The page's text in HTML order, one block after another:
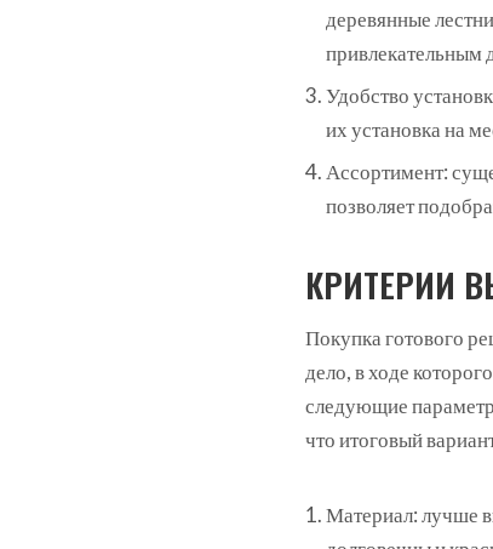
деревянные
привлекательным
Удобство
их установка на
Ассортимент:
позволяет
КРИТЕРИИ
Покупка готового
дело, в ходе
следующие
что итоговый
Материал: лучше